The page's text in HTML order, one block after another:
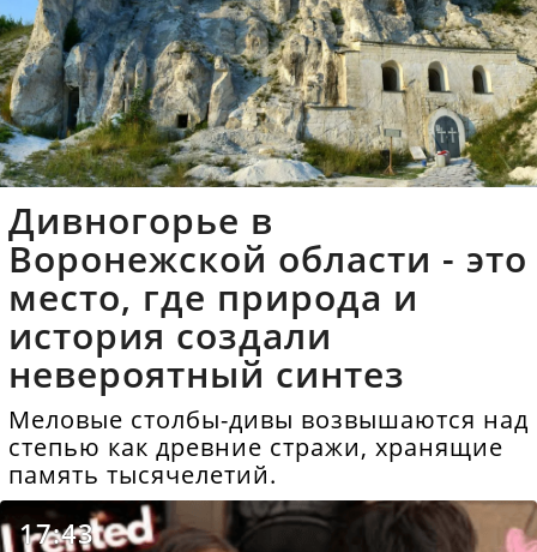
Дивногорье в
Воронежской области - это
место, где природа и
история создали
невероятный синтез
Меловые столбы-дивы возвышаются над
степью как древние стражи, хранящие
память тысячелетий.
17:43